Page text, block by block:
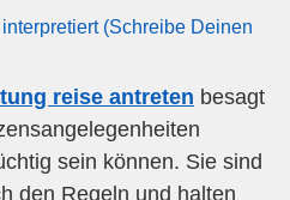
(Schreibe Deinen
reise antreten besagt
sein können. Sie sind
den Regeln und halten